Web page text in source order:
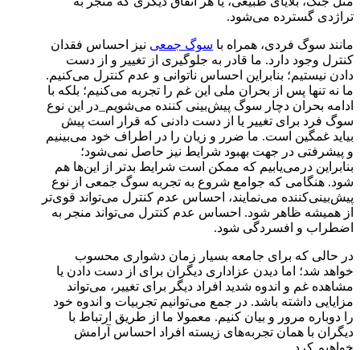
تراژدی گسترده می‌شود.
مانند سوگ فردی، همراه با سوگ جمعی نیز احساس فقدان
کنترل وجود دارد. ما قادر به جلوگیری از تغییر و از دست
دادن نیستیم؛ بنابراین احساس ناتوانی و عدم کنترل می‌کنیم.
ما نه تنها پس از بحران ملی این غم را تجربه می‌کنیم؛ بلکه با
ادامه بحران دچار سوگ پیش‌بینی کننده می‌شویم_در این نوع
سوگ فرد برای تغییر یا از دست دادنی که قرار است پیش
بیاید غمگین است. ما ضرر و زیان را در اطراف خود می‌بینیم
و پیشرفتی در جهت بهبود شرایط نیز حاصل نمی‌شود؛
بنابراین درمی‌یابیم که ممکن است شرایط بدتر از این‌ها هم
شود. هنگامی که جوامع شروع به تجربه سوگ جمعی از نوع
پیش‌بینی‌کننده می‌نمایند، احساس عدم کنترل می‌تواند قوی‌تر
از همیشه ظاهر شود. احساس عدم کنترل می‌تواند منجر به
اضطراب و افسردگی شود.
در حالی که برای جامعه بسیار زمان دشواری محسوب
خواهد شد؛ اما دیدن عزاداری دیگران برای از دست دادن یا
مشاهده غم و اندوه شدید افراد دیگر برای تغییر، می‎‌تواند
مزایایی داشته باشد. در جمع می‌توانیم تجربیات و اندوه خود
را دوباره مرور و بیان کنیم. معمولا ما از طریق ارتباط با
دیگران با همان تجربه‌های زیسته افراد احساس آرامش
خواهیم کرد.